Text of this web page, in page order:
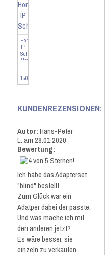
Homematic
IP
Schalt-
Mess-
(16
A)
Unte...
150239
KUNDENREZENSIONEN:
Autor:Hans-Peter
L.am 28.01.2020
Bewertung:
Ich habe das Adapterset
"blind" bestellt.
Zum Glück war ein
Adatper dabei der passte.
Und was mache ich mit
den anderen jetzt?
Es wäre besser, sie
einzeln zu verkaufen.